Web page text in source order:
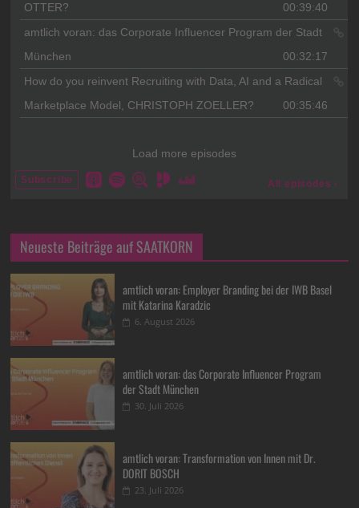
Neueste Beiträge auf SAATKORN
amtlich voran: Employer Branding bei der IWB Basel
mit Katarina Karadzic
6. August 2026
amtlich voran: das Corporate Influencer Program
der Stadt München
30. Juli 2026
amtlich voran: Transformation von Innen mit Dr.
DORIT BOSCH
23. Juli 2026